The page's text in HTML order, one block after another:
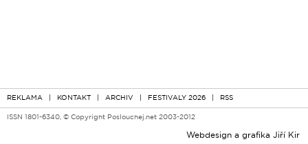
REKLAMA | KONTAKT | ARCHIV | FESTIVALY 2026 | RSS
ISSN 1801-6340, © Copyright Poslouchej.net 2003-2012
Webdesign a grafika Jiří Kir